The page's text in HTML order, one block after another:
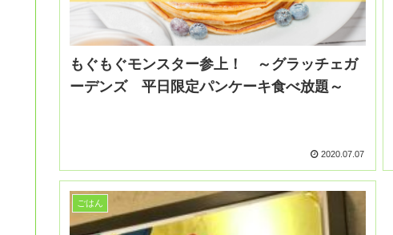
もぐもぐモンスター参上！ ～グラッチェガ
ーデンズ 平日限定パンケーキ食べ放題～
2020.07.07
ごはん